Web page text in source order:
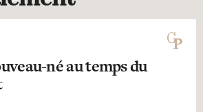
né au temps du